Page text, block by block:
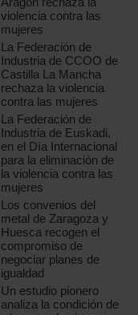
violencia contra las
mujeres
La Federación de
Industria de CCOO de
Castilla La Mancha
rechaza la violencia
contra las mujeres
La Federación de
Industria de Euskadi,
en el Día Internacional
para la eliminación de
la violencia contra las
mujeres
Los convenios del
metal de Zaragoza y
Huesca recogen el
compromiso de
negociar planes de
igualdad
Un estudio pionero
analiza la condición de